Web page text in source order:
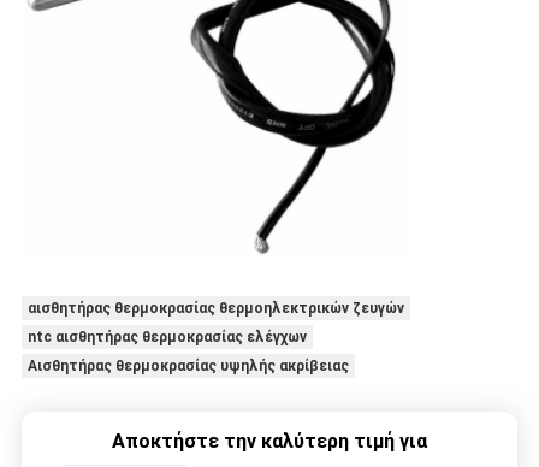
αισθητήρας θερμοκρασίας θερμοηλεκτρικών ζευγών
ntc αισθητήρας θερμοκρασίας ελέγχων
Αισθητήρας θερμοκρασίας υψηλής ακρίβειας
Αποκτήστε την καλύτερη τιμή για